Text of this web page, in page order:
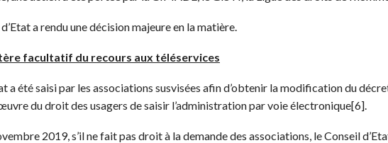
a rendu une décision majeure en la matière.
facultatif du recours aux téléservices
a été saisi par les associations susvisées afin d’obtenir la modification du
du droit des usagers de saisir l’administration par voie électronique[6].
2019, s’il ne fait pas droit à la demande des associations, le Conseil